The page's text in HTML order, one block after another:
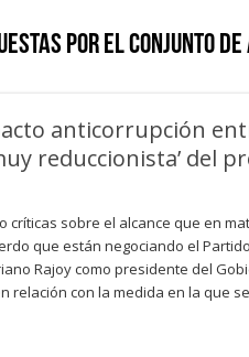
por el conjunto de
anticorrupción
reduccionista’ del
sobre el alcance que en
que están negociando el
Rajoy como presidente del
relación con la medida en la que